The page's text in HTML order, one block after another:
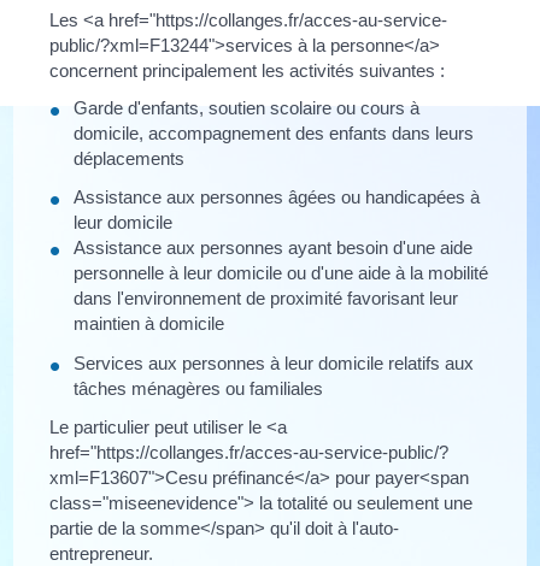
Les <a href="https://collanges.fr/acces-au-service-
public/?xml=F13244">services à la personne</a>
concernent principalement les activités suivantes :
Garde d'enfants, soutien scolaire ou cours à
domicile, accompagnement des enfants dans leurs
déplacements
Assistance aux personnes âgées ou handicapées à
leur domicile
Assistance aux personnes ayant besoin d'une aide
personnelle à leur domicile ou d'une aide à la mobilité
dans l'environnement de proximité favorisant leur
maintien à domicile
Services aux personnes à leur domicile relatifs aux
tâches ménagères ou familiales
Le particulier peut utiliser le <a
href="https://collanges.fr/acces-au-service-public/?
xml=F13607">Cesu préfinancé</a> pour payer<span
class="miseenevidence"> la totalité ou seulement une
partie de la somme</span> qu'il doit à l'auto-
entrepreneur.